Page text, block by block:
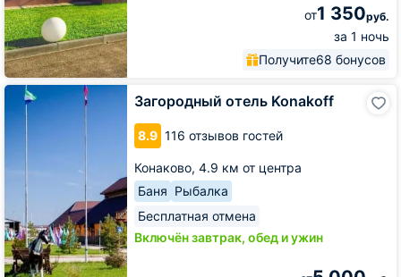
от1 350руб.
за 1 ночь
Получите68 бонусов
Загородный отель Konakoff
8.9 116 отзывов гостей
Конаково, 4.9 км от центра
Баня Рыбалка
Бесплатная отмена
Включён завтрак, обед и ужин
Загородный
отель
Konakoff